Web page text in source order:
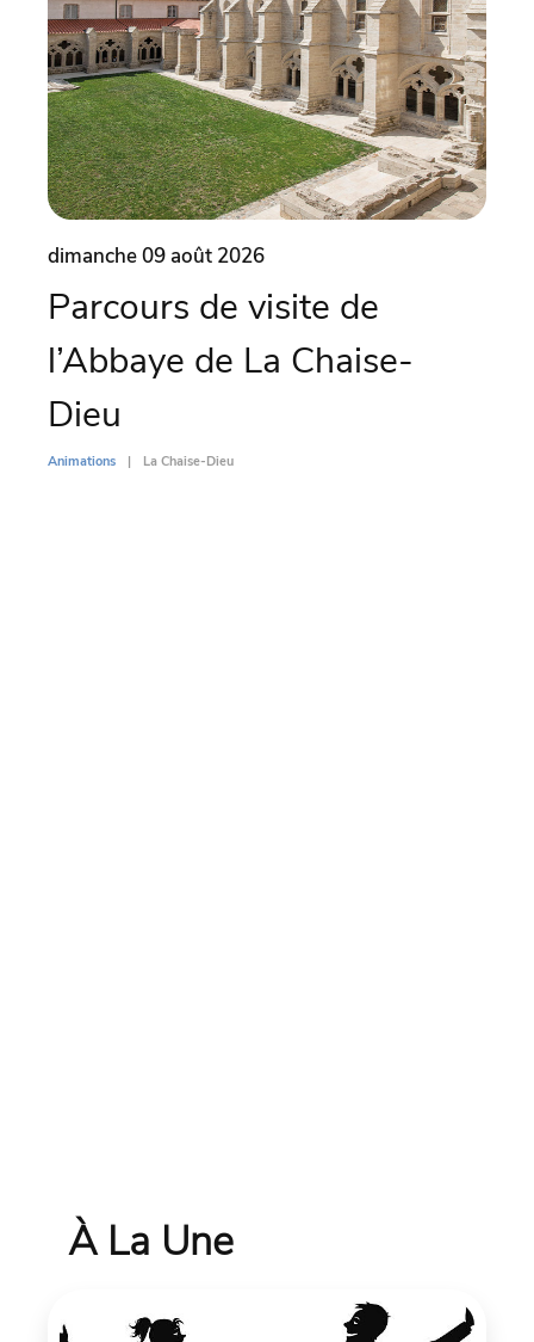
dimanche 09 août 2026
Parcours de visite de
l’Abbaye de La Chaise-
Dieu
Animations La Chaise-Dieu
À La Une